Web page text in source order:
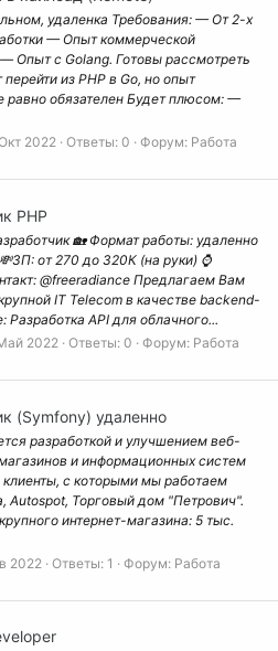
удаленка Требования: — От 2-х
— Опыт коммерческой
Опыт с Golang. Готовы рассмотреть
перейти из PHP в Go, но опыт
равно обязателен Будет плюсом: —
2022 Ответы: 0 Форум: Работа
PHP
🏡 Формат работы: удаленно
от 270 до 320К (на руки) ⌚
@freeradiance Предлагаем Вам
IT Telecom в качестве backend-
Разработка API для облачного...
2022 Ответы: 0 Форум: Работа
(Symfony) удаленно
разработкой и улучшением веб-
и информационных систем
с которыми мы работаем
Autospot, Торговый дом "Петрович".
интернет-магазина: 5 тыс.
2022 Ответы: 1 Форум: Работа